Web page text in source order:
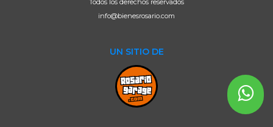
info@bienesrosario.com
UN SITIO DE